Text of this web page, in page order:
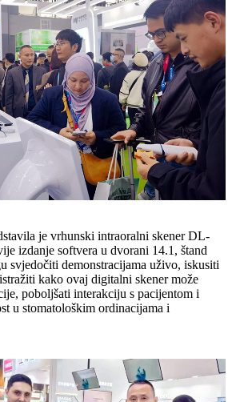
je vrhunski intraoralni skener DL-
izdanje softvera u dvorani 14.1, štand
svjedočiti demonstracijama uživo, iskusiti
kako ovaj digitalni skener može
poboljšati interakciju s pacijentom i
u stomatološkim ordinacijama i